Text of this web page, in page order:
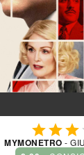

MYMONETRO -